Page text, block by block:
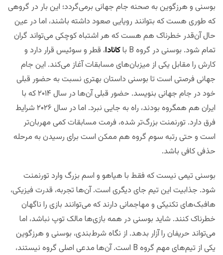
بوسنی و هرزگوین به صحنه جام جهانی برمی‌گردد؛ این بار در گروهی
که طوری هست که بتوانند رویایی صعود داشته باشند، اما در عین
حال آن‌قدر خطرناک هم هست که هر اشتباه کوچکی می‌تواند گران
تمام شود. بوسنی در گروه B با
کانادا، قطر و سوئیس قرار دارد و
کارش را مقابل یکی از میزبان‌های مسابقات آغاز می‌کند. این جام
جهانی فرصتی است تا بوسنی داستان بهتری نسبت به حضور قبلی
خود در جام جهانی بنویسد. حضور قبلی آن‌ها در سال ۲۰۱۴ که با
ایران هم همگروه بودند، راه به جایی نبرد. اما در سال ۲۰۲۶ شرایط
فرق دارد. تورنمنت بزرگ‌تر شده، فرمت مسابقات کمی مهربان‌تر
است و حتی رتبه سوم گروه هم ممکن است برای رسیدن به مرحله
حذفی کافی باشد.
بوسنی تیمی نیست که فقط با هیاهو و اسم بزرگ وارد تورنمنت
شود. جذابیت این تیم جای دیگری است. آن‌ها تجربه، قدرت فیزیکی،
هافبک‌های تکنیکی و مهاجمانی دارند که می‌توانند بازی‌ را ناگهان
خطرناک کنند. شاید بوسنی در همه بازی‌ها مالک توپ نباشد، اما
می‌تواند حریفان را آزار بدهد. از نگاه شرط‌بندی، بوسنی و هرزگوین
یکی از تیم‌های مهم گروه B است. آن‌ها مدعی اصلی گروه نیستند،